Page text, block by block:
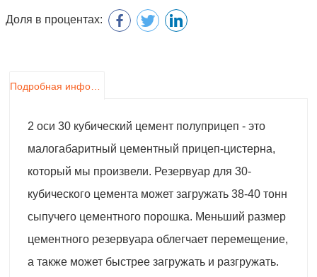
Название продукта: Прицеп для наливного цемента
Доля в процентах:
2 оси 30 кубический цемент полуприцеп - это
малогабаритный цементный прицеп-цистерна,
который мы произвели. Резервуар для 30-
кубического цемента может загружать 38-40 тонн
сыпучего цементного порошка. Меньший размер
цементного резервуара облегчает перемещение,
а также может быстрее загружать и разгружать.